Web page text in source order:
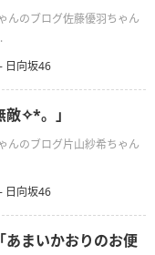
んのブログ佐藤優羽ちゃん
日向坂46
敵✧︎*。」
んのブログ片山紗希ちゃん
日向坂46
あまいかおりのお便